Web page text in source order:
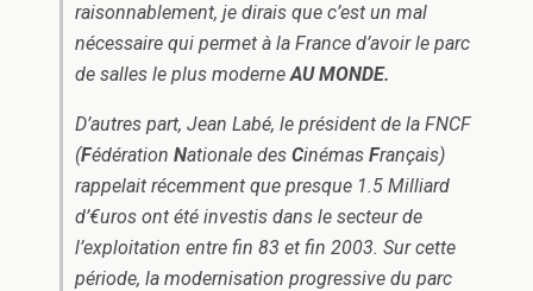
raisonnablement, je dirais que c’est un mal
nécessaire qui permet à la France d’avoir le parc
de salles le plus moderneAU MONDE.
D’autres part, Jean Labé, le président de la FNCF
(Fédération Nationale des Cinémas Français)
rappelait récemment que presque 1.5 Milliard
d’€uros ont été investis dans le secteur de
l’exploitation entre fin 83 et fin 2003. Sur cette
période, la modernisation progressive du parc